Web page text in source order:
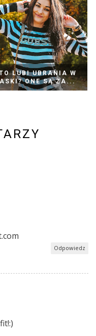
LUBI UBRANIA W
ONE SĄ ZA...
Odpowiedz